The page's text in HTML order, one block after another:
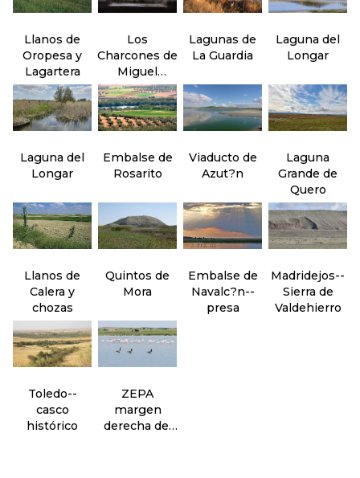
Llanos de
Oropesa y
Lagartera
Los
Charcones de
Miguel
Esteban
Lagunas de
La Guardia
Laguna del
Longar
Laguna del
Longar
Embalse de
Rosarito
Viaducto de
Azut?n
Laguna
Grande de
Quero
Llanos de
Calera y
chozas
Quintos de
Mora
Embalse de
Navalc?n--
presa
Madridejos--
Sierra de
Valdehierro
Toledo--
casco
histórico
ZEPA
margen
derecha del